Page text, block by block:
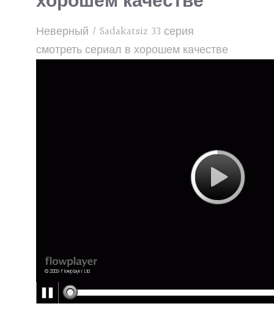
Неверный / Sadakatsiz 33 серия
смотреть сериал в хорошем качестве